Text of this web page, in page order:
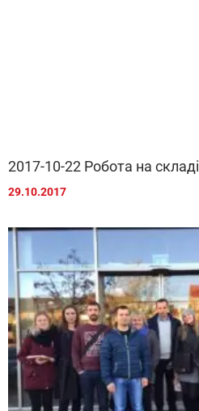
2017-10-22 Робота на складі
29.10.2017